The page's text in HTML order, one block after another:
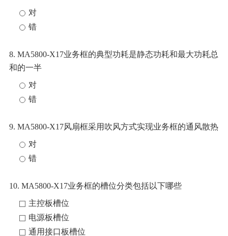
对
错
8. MA5800-X17业务框的典型功耗是静态功耗和最大功耗总
和的一半
对
错
9. MA5800-X17风扇框采用吹风方式实现业务框的通风散热
对
错
10. MA5800-X17业务框的槽位分类包括以下哪些
主控板槽位
电源板槽位
通用接口板槽位